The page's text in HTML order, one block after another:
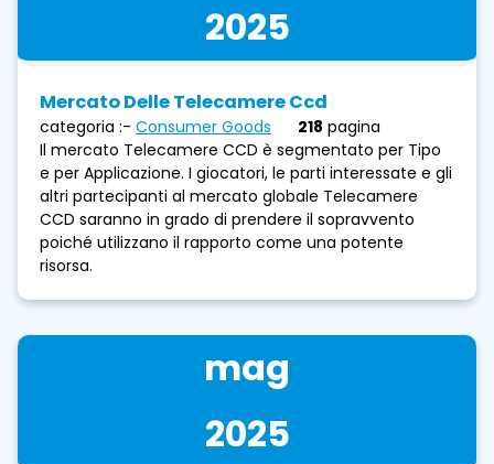
2025
Mercato Delle Telecamere Ccd
categoria :- Consumer Goods 218 pagina
Il mercato Telecamere CCD è segmentato per Tipo
e per Applicazione. I giocatori, le parti interessate e gli
altri partecipanti al mercato globale Telecamere
CCD saranno in grado di prendere il sopravvento
poiché utilizzano il rapporto come una potente
risorsa.
mag
2025